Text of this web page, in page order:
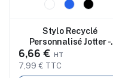
Nouveau
Stylo Recyclé
Personnalisé Jotter -
Parker
6,66 €
7,99 € TTC